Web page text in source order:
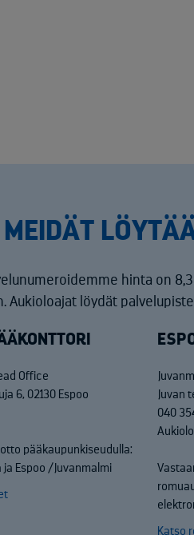
hinta on
Aukioloajat löydät
Office
6, 02130 Espoo
pääkaupunkiseudulla:
Espoo /Juvanmalmi
Juvan
040
Katso